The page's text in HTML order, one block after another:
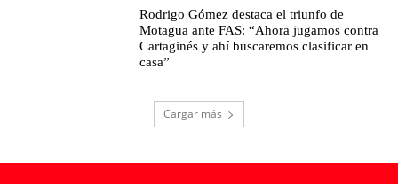
Rodrigo Gómez destaca el triunfo de
Motagua ante FAS: “Ahora jugamos contra
Cartaginés y ahí buscaremos clasificar en
casa”
Cargar más